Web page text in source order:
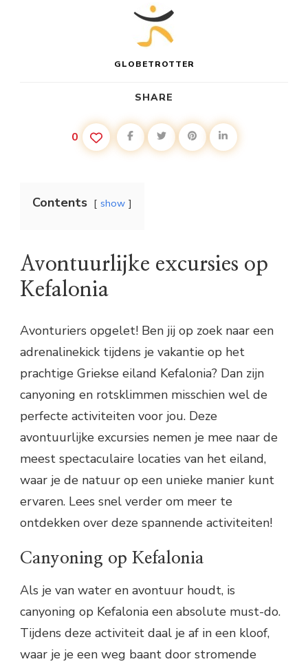
GLOBETROTTER
SHARE
0
Contents show
Avontuurlijke excursies op
Kefalonia
Avonturiers opgelet! Ben jij op zoek naar een
adrenalinekick tijdens je vakantie op het
prachtige Griekse eiland Kefalonia? Dan zijn
canyoning en rotsklimmen misschien wel de
perfecte activiteiten voor jou. Deze
avontuurlijke excursies nemen je mee naar de
meest spectaculaire locaties van het eiland,
waar je de natuur op een unieke manier kunt
ervaren. Lees snel verder om meer te
ontdekken over deze spannende activiteiten!
Canyoning op Kefalonia
Als je van water en avontuur houdt, is
canyoning op Kefalonia een absolute must-do.
Tijdens deze activiteit daal je af in een kloof,
waar je je een weg baant door stromende